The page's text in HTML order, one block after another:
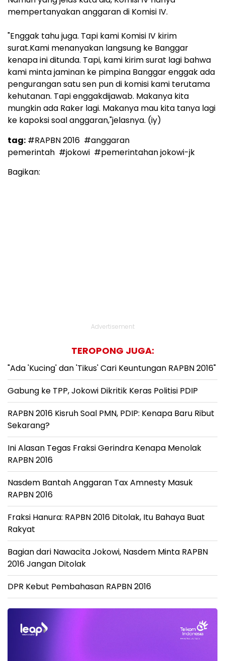
mempertanyakan anggaran di Komisi IV.
"Enggak tahu juga. Tapi kami Komisi IV kirim
surat.Kami menanyakan langsung ke Banggar
kenapa ini ditunda. Tapi, kami kirim surat lagi bahwa
kami minta jaminan ke pimpina Banggar enggak ada
pengurangan satu sen pun di komisi kami terutama
kehutanan. Tapi enggakdijawab. Makanya kita
mungkin ada Raker lagi. Makanya mau kita tanya lagi
ke kapoksi soal anggaran,"jelasnya. (iy)
tag: #RAPBN 2016 #anggaran
pemerintah #jokowi #pemerintahan jokowi-jk
Bagikan:
Advertisement
TEROPONG JUGA:
"Ada 'Kucing' dan 'Tikus' Cari Keuntungan RAPBN 2016"
Gabung ke TPP, Jokowi Dikritik Keras Politisi PDIP
RAPBN 2016 Kisruh Soal PMN, PDIP: Kenapa Baru Ribut
Sekarang?
Ini Alasan Tegas Fraksi Gerindra Kenapa Menolak
RAPBN 2016
Nasdem Bantah Anggaran Tax Amnesty Masuk
RAPBN 2016
Fraksi Hanura: RAPBN 2016 Ditolak, Itu Bahaya Buat
Rakyat
Bagian dari Nawacita Jokowi, Nasdem Minta RAPBN
2016 Jangan Ditolak
DPR Kebut Pembahasan RAPBN 2016